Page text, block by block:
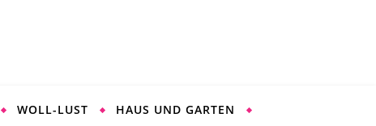
WOLL-LUST HAUS UND GARTEN